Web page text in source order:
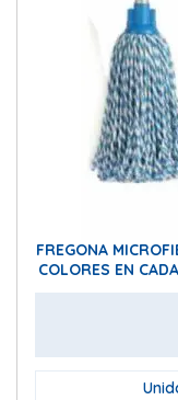
FREGONA
COLORES EN
Y